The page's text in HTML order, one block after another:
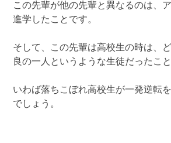
この先輩が他の先輩と異なるのは、
進学したことです。
そして、この先輩は高校生の時は、
良の一人というような生徒だったこと
いわば落ちこぼれ高校生が一発逆転
でしょう。